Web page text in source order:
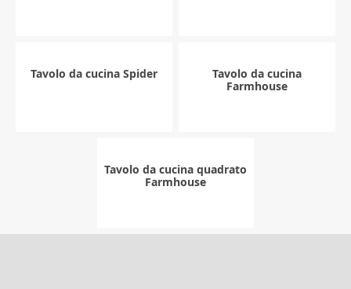
Tavolo da cucina Spider
Tavolo da cucina
Farmhouse
Tavolo da cucina quadrato
Farmhouse